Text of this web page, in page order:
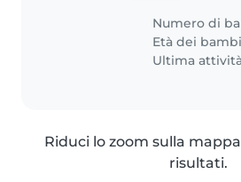
Numero di
Età dei
Ultima
Riduci lo zoom sulla
risultati.